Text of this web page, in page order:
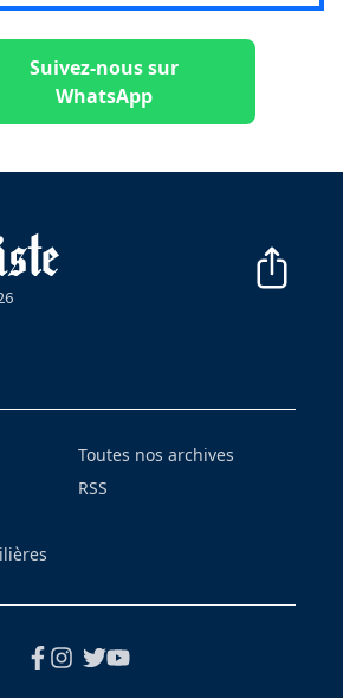
Suivez-nous sur
WhatsApp
Toutes nos archives
RSS